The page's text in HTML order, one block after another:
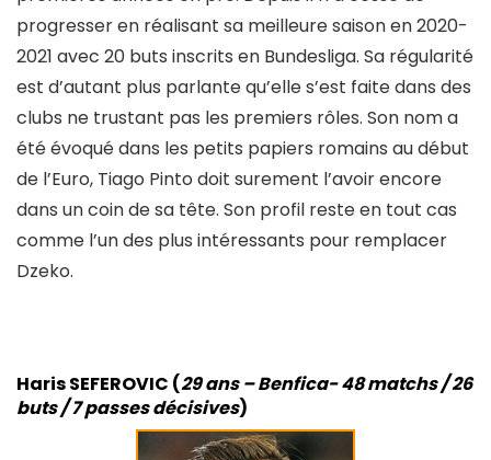
progresser en réalisant sa meilleure saison en 2020-
2021 avec 20 buts inscrits en Bundesliga. Sa régularité
est d’autant plus parlante qu’elle s’est faite dans des
clubs ne trustant pas les premiers rôles. Son nom a
été évoqué dans les petits papiers romains au début
de l’Euro, Tiago Pinto doit surement l’avoir encore
dans un coin de sa tête. Son profil reste en tout cas
comme l’un des plus intéressants pour remplacer
Dzeko.
Haris SEFEROVIC (29 ans – Benfica- 48 matchs / 26
buts / 7 passes décisives)